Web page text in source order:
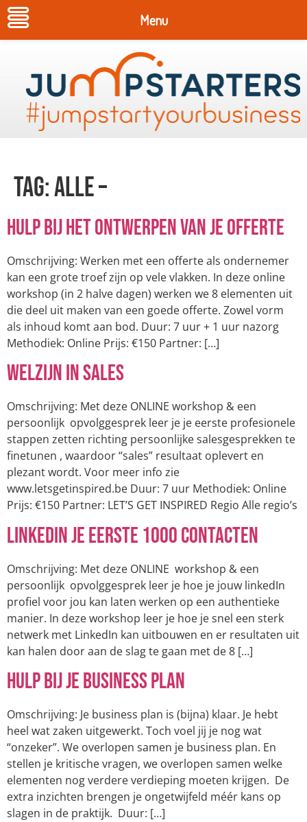
Tag:ALLE –
Hulp bij het ontwerpen van je offerte
Omschrijving: Werken met een offerte als ondernemer
kan een grote troef zijn op vele vlakken. In deze online
workshop (in 2 halve dagen) werken we 8 elementen uit
die deel uit maken van een goede offerte. Zowel vorm
als inhoud komt aan bod. Duur: 7 uur + 1 uur nazorg
Methodiek: Online Prijs: €150 Partner: […]
Welzijn in Sales
Omschrijving: Met deze ONLINE workshop & een
persoonlijk opvolggesprek leer je je eerste profesionele
stappen zetten richting persoonlijke salesgesprekken te
finetunen , waardoor “sales” resultaat oplevert en
plezant wordt. Voor meer info zie
www.letsgetinspired.be Duur: 7 uur Methodiek: Online
Prijs: €150 Partner: LET’S GET INSPIRED Regio Alle regio’s
LinkedIn je eerste 1000 contacten
Omschrijving: Met deze ONLINE workshop & een
persoonlijk opvolggesprek leer je hoe je jouw linkedIn
profiel voor jou kan laten werken op een authentieke
manier. In deze workshop leer je hoe je snel een sterk
netwerk met LinkedIn kan uitbouwen en er resultaten uit
kan halen door aan de slag te gaan met de 8 […]
Hulp bij je business plan
Omschrijving: Je business plan is (bijna) klaar. Je hebt
heel wat zaken uitgewerkt. Toch voel jij je nog wat
“onzeker”. We overlopen samen je business plan. En
stellen je kritische vragen, we overlopen samen welke
elementen nog verdere verdieping moeten krijgen. De
extra inzichten brengen je ongetwijfeld méér kans op
slagen in de praktijk. Duur: […]
Menu